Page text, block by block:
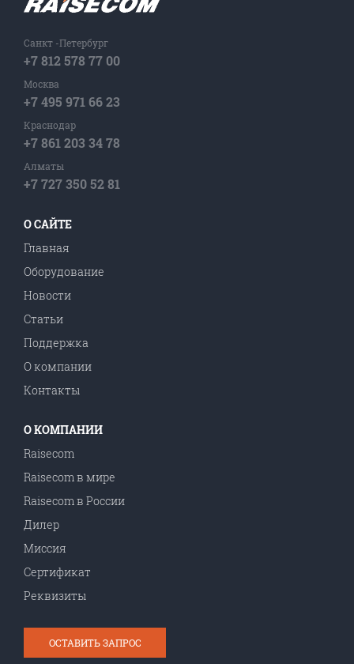
Санкт -Петербург
+7 812 578 77 00
Москва
+7 495 971 66 23
Краснодар
+7 861 203 34 78
Алматы
+7 727 350 52 81
О САЙТЕ
Главная
Оборудование
Новости
Статьи
Поддержка
О компании
Контакты
О КОМПАНИИ
Raisecom
Raisecom в мире
Raisecom в Роcсии
Дилер
Миссия
Сертификат
Реквизиты
ОСТАВИТЬ ЗАПРОС